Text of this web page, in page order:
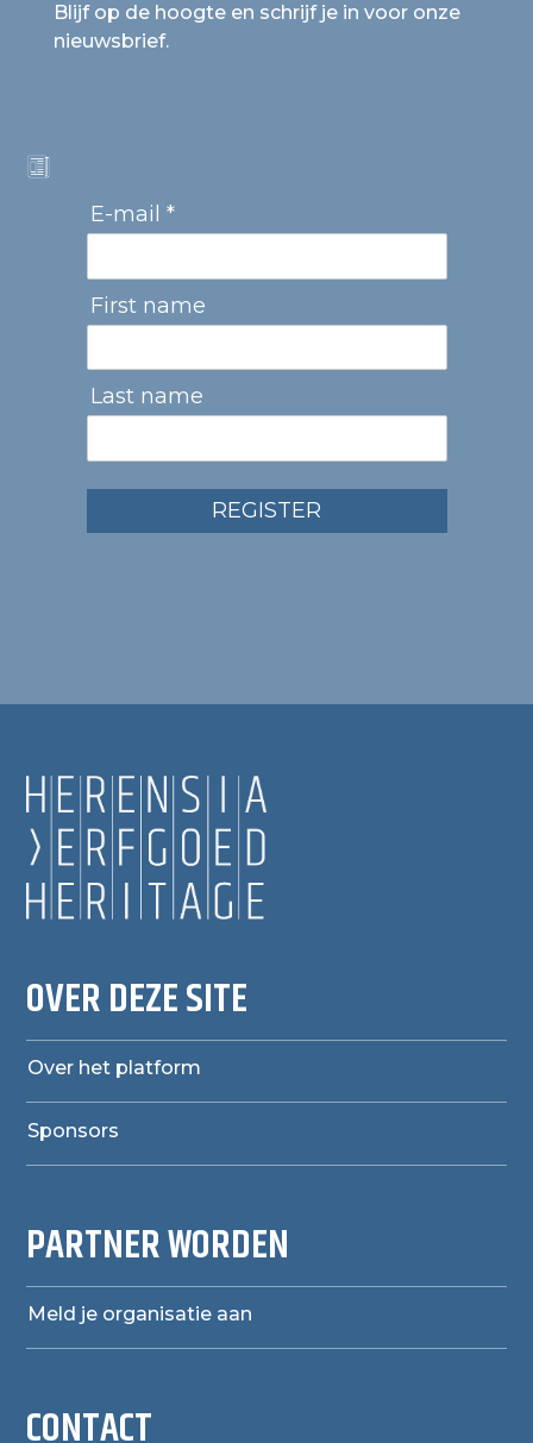
Blijf op de hoogte en schrijf je in voor onze
nieuwsbrief.
E-mail *
First name
Last name
REGISTER
OVER DEZE SITE
Over het platform
Sponsors
PARTNER WORDEN
Meld je organisatie aan
CONTACT